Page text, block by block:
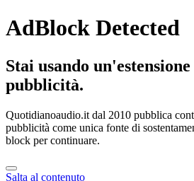
AdBlock Detected
Stai usando
pubblicità.
Quotidianoaudio.it dal 2010 pubblica
pubblicità come unica fonte di
block per continuare.
Salta al contenuto